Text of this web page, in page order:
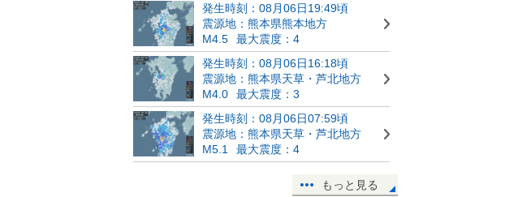
発生時刻：08月06日19:49頃
震源地：熊本県熊本地方
M4.5
最大震度：4
発生時刻：08月06日16:18頃
震源地：熊本県天草・芦北地方
M4.0
最大震度：3
発生時刻：08月06日07:59頃
震源地：熊本県天草・芦北地方
M5.1
最大震度：4
もっと見る